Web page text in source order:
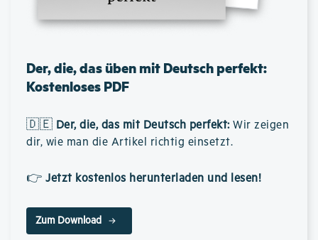
Der, die, das üben mit Deutsch perfekt:
Kostenloses PDF
🇩🇪 Der, die, das mit Deutsch perfekt: Wir zeigen
dir, wie man die Artikel richtig einsetzt.
👉 Jetzt kostenlos herunterladen und lesen!
Zum Download